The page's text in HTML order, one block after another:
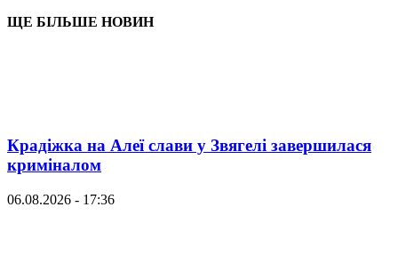
ЩЕ БІЛЬШЕ НОВИН
Крадіжка на Алеї слави у Звягелі завершилася
криміналом
06.08.2026 - 17:36